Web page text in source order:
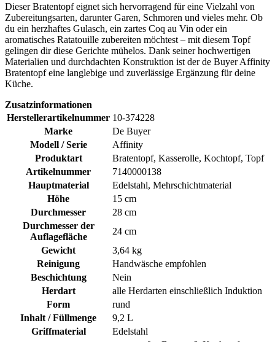
Dieser Bratentopf eignet sich hervorragend für eine Vielzahl von
Zubereitungsarten, darunter Garen, Schmoren und vieles mehr. Ob
du ein herzhaftes Gulasch, ein zartes Coq au Vin oder ein
aromatisches Ratatouille zubereiten möchtest – mit diesem Topf
gelingen dir diese Gerichte mühelos. Dank seiner hochwertigen
Materialien und durchdachten Konstruktion ist der de Buyer Affinity
Bratentopf eine langlebige und zuverlässige Ergänzung für deine
Küche.
Zusatzinformationen
Herstellerartikelnummer 10-374228
Marke
De Buyer
Modell / Serie
Affinity
Produktart
Bratentopf, Kasserolle, Kochtopf, Topf
Artikelnummer
7140000138
Hauptmaterial
Edelstahl, Mehrschichtmaterial
Höhe
15 cm
Durchmesser
28 cm
Durchmesser der
Auflagefläche
24 cm
Gewicht
3,64 kg
Reinigung
Handwäsche empfohlen
Beschichtung
Nein
Herdart
alle Herdarten einschließlich Induktion
Form
rund
Inhalt / Füllmenge
9,2 L
Griffmaterial
Edelstahl